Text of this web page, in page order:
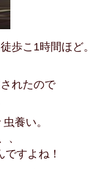
歩こ1時間ほど。
れたので
養い。
、
すよね！